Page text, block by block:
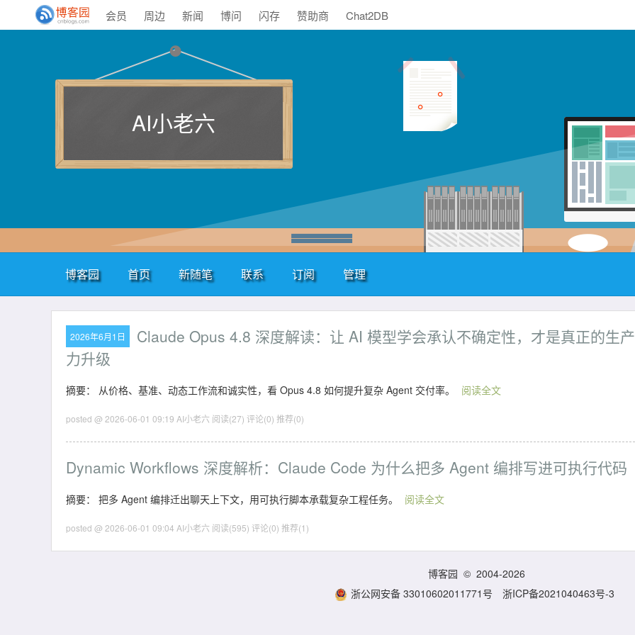
会员 周边 新闻 博问 闪存 赞助商 Chat2DB
AI小老六
博客园 首页 新随笔 联系 订阅 管理
2026年6月1日
Claude Opus 4.8 深度解读：让 AI 模型学会承认不确定性，才是真正的生产
力升级
摘要： 从价格、基准、动态工作流和诚实性，看 Opus 4.8 如何提升复杂 Agent 交付率。 阅读全文
posted @ 2026-06-01 09:19 AI小老六 阅读(27) 评论(0) 推荐(0)
Dynamic Workflows 深度解析：Claude Code 为什么把多 Agent 编排写进可执行代码
摘要： 把多 Agent 编排迁出聊天上下文，用可执行脚本承载复杂工程任务。 阅读全文
posted @ 2026-06-01 09:04 AI小老六 阅读(595) 评论(0) 推荐(1)
博客园 © 2004-2026
浙公网安备 33010602011771号
浙ICP备2021040463号-3